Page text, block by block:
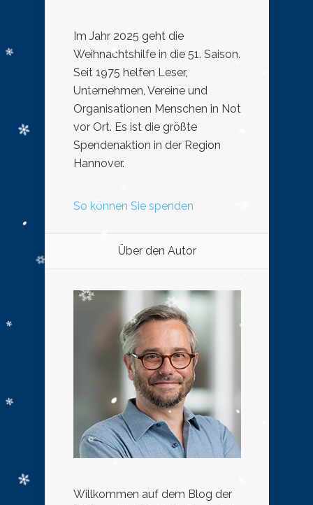
Im Jahr 2025 geht die
Weihnachtshilfe in die 51. Saison.
Seit 1975 helfen Leser,
Unternehmen, Vereine und
Organisationen Menschen in Not
vor Ort. Es ist die größte
Spendenaktion in der Region
Hannover.
So können Sie spenden
Über den Autor
Willkommen auf dem Blog der